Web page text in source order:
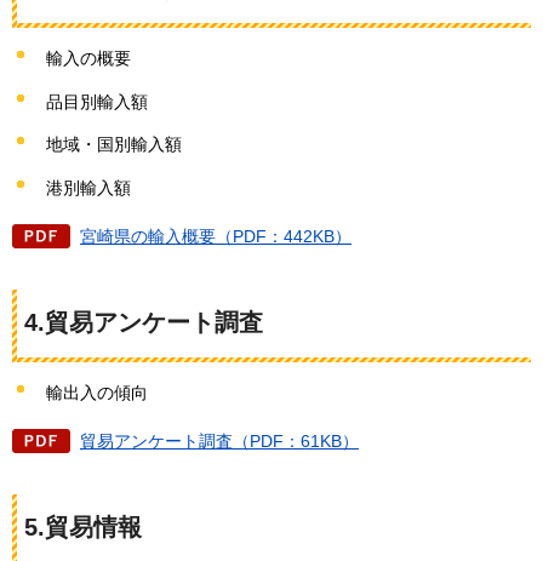
輸入の概要
品目別輸入額
地域・国別輸入額
港別輸入額
宮崎県の輸入概要（PDF：442KB）
4.貿易アンケート調査
輸出入の傾向
貿易アンケート調査（PDF：61KB）
5.貿易情報